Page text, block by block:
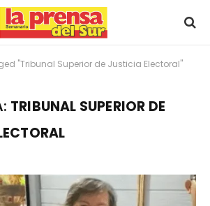
"Tribunal Superior de Justicia Electoral"
TRIBUNAL SUPERIOR DE